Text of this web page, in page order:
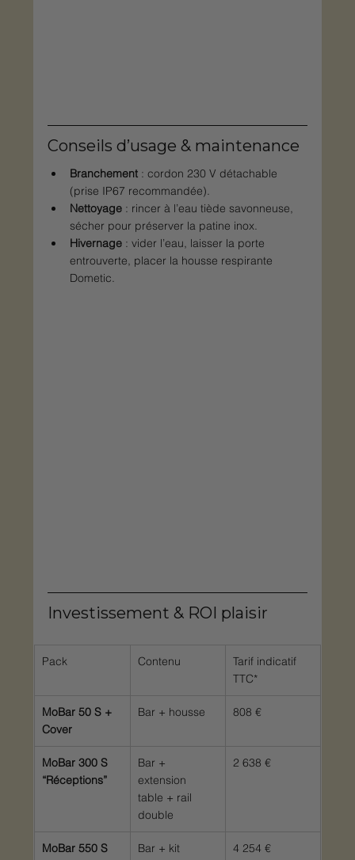
Conseils d’usage & maintenance
Branchement : cordon 230 V détachable
(prise IP67 recommandée).
Nettoyage : rincer à l’eau tiède savonneuse,
sécher pour préserver la patine inox.
Hivernage : vider l’eau, laisser la porte
entrouverte, placer la housse respirante
Dometic.
Investissement & ROI plaisir
Pack Contenu
Tarif indicatif
TTC*
MoBar 50 S +
Cover
Bar + housse 808 €
MoBar 300 S
“Réceptions”
Bar +
extension
table + rail
double
2 638 €
MoBar 550 S
Bar + kit
4 254 €